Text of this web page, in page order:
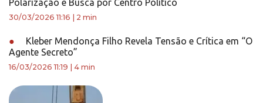
Polarização e Busca por Centro Político
30/03/2026 11:16 2 min
●
Kleber Mendonça Filho Revela Tensão e Crítica em “O
Agente Secreto”
16/03/2026 11:19 4 min